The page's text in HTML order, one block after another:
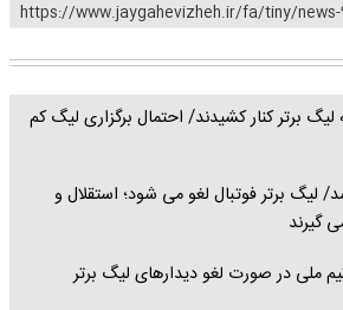
https://www.jaygahevizheh.ir/fa/tiny/
لیگ برتر کنار کشیدند/ احتمال برگزاری لیگ کم
لیگ برتر فوتبال لغو می شود؛ استقلال و
گیرند
ملی در صورت لغو دیدارهای لیگ برتر